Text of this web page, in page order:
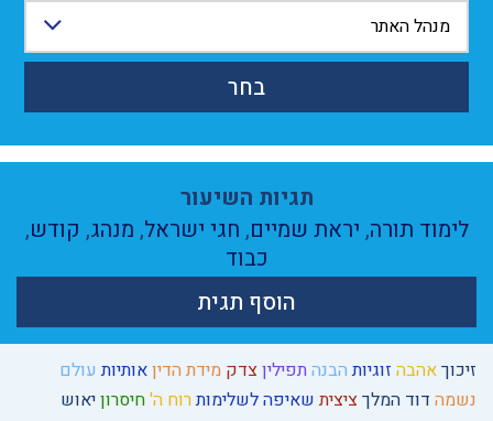
זיכוךאהבה זוגיותהבנה תפיליןצדק מידת הדיןאותיות עולם
נשמה דוד המלךציציתשאיפה לשלימותרוח ה'חיסרוןיאוש
מנהל האתר
בחר
תגיות השיעור
לימוד תורה, יראת שמיים, חגי ישראל, מנהג, קודש,
כבוד
הוסף תגית